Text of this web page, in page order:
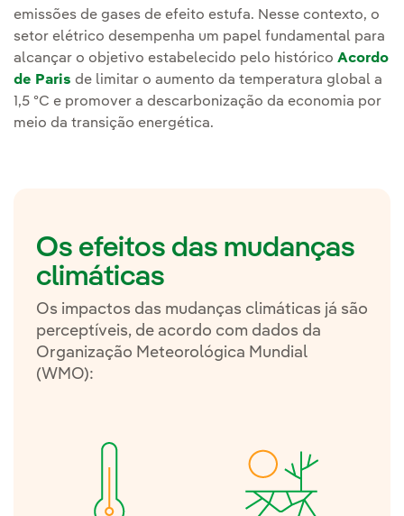
emissões de gases de efeito estufa. Nesse contexto, o
setor elétrico desempenha um papel fundamental para
alcançar o objetivo estabelecido pelo histórico Acordo
de Paris de limitar o aumento da temperatura global a
1,5 ºC e promover a descarbonização da economia por
meio da transição energética.
Os efeitos das mudanças
climáticas
Os impactos das mudanças climáticas já são
perceptíveis, de acordo com dados da
Organização Meteorológica Mundial
(WMO):